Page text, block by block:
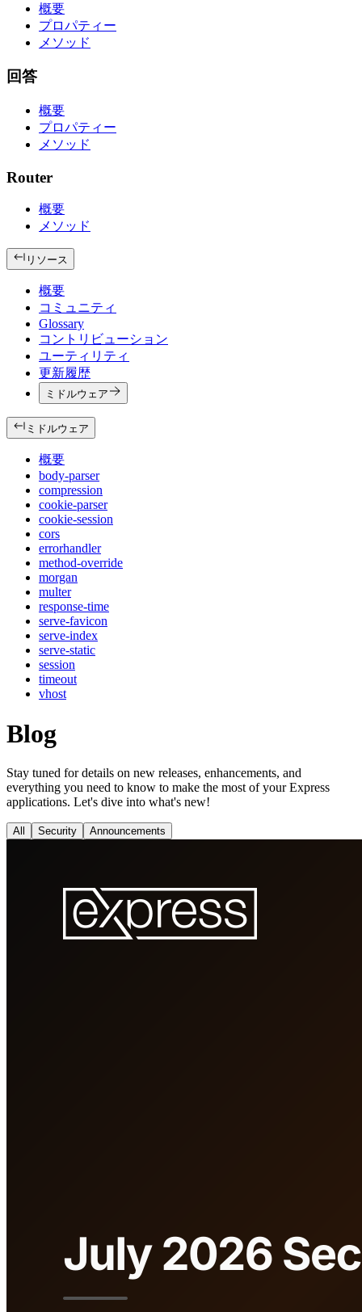
概要
プロパティー
メソッド
回答
概要
プロパティー
メソッド
Router
概要
メソッド
リソース
概要
コミュニティ
Glossary
コントリビューション
ユーティリティ
更新履歴
ミドルウェア
ミドルウェア
概要
body-parser
compression
cookie-parser
cookie-session
cors
errorhandler
method-override
morgan
multer
response-time
serve-favicon
serve-index
serve-static
session
timeout
vhost
Blog
Stay tuned for details on new releases, enhancements, and
everything you need to know to make the most of your Express
applications. Let's dive into what's new!
All Security Announcements